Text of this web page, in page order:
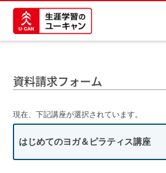
資料請求フォーム
現在、下記講座が選択されています。
はじめてのヨガ＆ピラティス講座